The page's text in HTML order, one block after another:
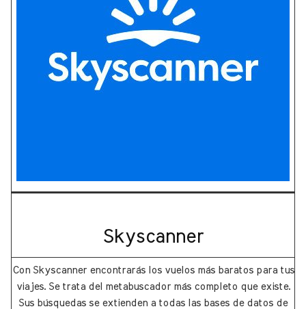
Skyscanner
Con Skyscanner encontrarás los vuelos más baratos para tus
viajes. Se trata del metabuscador más completo que existe.
Sus búsquedas se extienden a todas las bases de datos de